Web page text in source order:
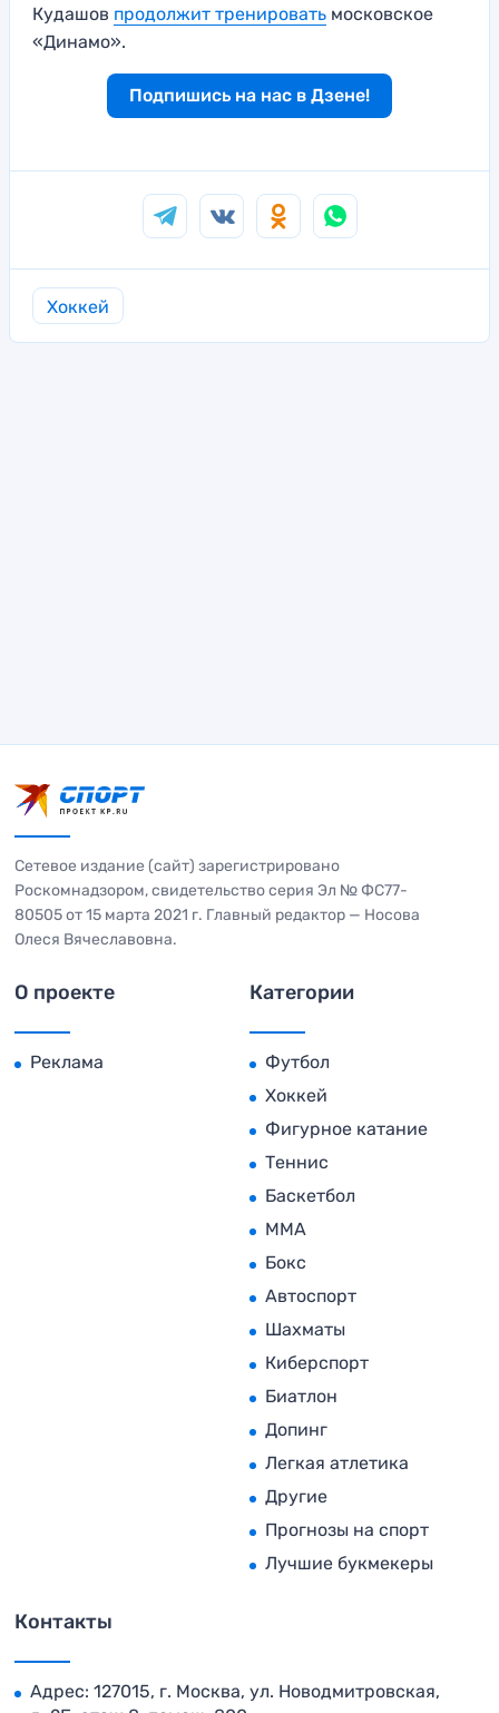
Кудашов продолжит тренировать московское
«Динамо».
Подпишись на нас в Дзене!
Хоккей
Сетевое издание (сайт) зарегистрировано
Роскомнадзором, свидетельство серия Эл № ФС77-
80505 от 15 марта 2021 г. Главный редактор — Носова
Олеся Вячеславовна.
О проекте
Реклама
Категории
Футбол
Хоккей
Фигурное катание
Теннис
Баскетбол
MMA
Бокс
Автоспорт
Шахматы
Киберспорт
Биатлон
Допинг
Легкая атлетика
Другие
Прогнозы на спорт
Лучшие букмекеры
Контакты
Адрес: 127015, г. Москва, ул. Новодмитровская,